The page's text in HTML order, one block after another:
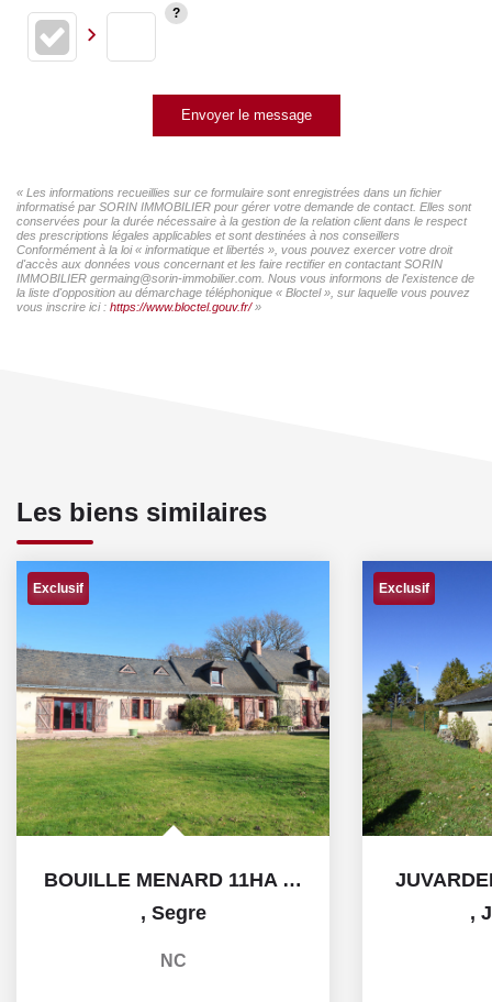
Envoyer le message
« Les informations recueillies sur ce formulaire sont enregistrées dans un fichier
informatisé par SORIN IMMOBILIER pour gérer votre demande de contact. Elles sont
conservées pour la durée nécessaire à la gestion de la relation client dans le respect
des prescriptions légales applicables et sont destinées à nos conseillers
Conformément à la loi « informatique et libertés », vous pouvez exercer votre droit
d'accès aux données vous concernant et les faire rectifier en contactant SORIN
IMMOBILIER germaing@sorin-immobilier.com. Nous vous informons de l'existence de
la liste d'opposition au démarchage téléphonique « Bloctel », sur laquelle vous pouvez
vous inscrire ici : https://www.bloctel.gouv.fr/»
Les biens similaires
Exclusif
BOUILLE MENARD 11HA et pièce d'eau.
, Segre
NC
Exclusif
,